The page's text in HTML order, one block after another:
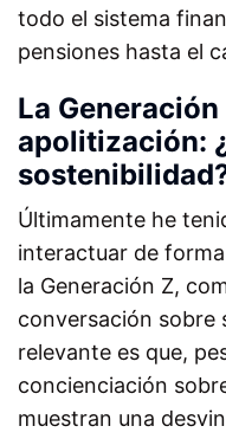
todo el sistema
pensiones hasta el
La
apolitización:
Últimamente he
interactuar de
la Generación Z,
conversación sobre
relevante es que,
concienciación
muestran una